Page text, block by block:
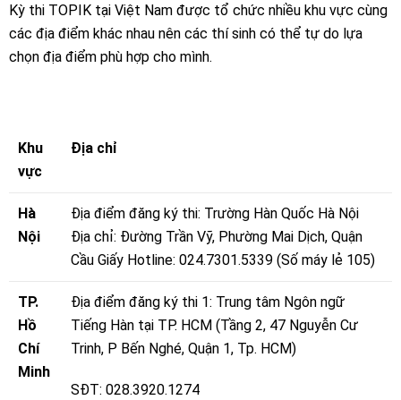
Kỳ thi TOPIK tại Việt Nam được tổ chức nhiều khu vực cùng
các địa điểm khác nhau nên các thí sinh có thể tự do lựa
chọn địa điểm phù hợp cho mình.
Khu
vực
Địa chỉ
Hà
Nội
Địa điểm đăng ký thi: Trường Hàn Quốc Hà Nội
Địa chỉ: Đường Trần Vỹ, Phường Mai Dịch, Quận
Cầu Giấy Hotline: 024.7301.5339 (Số máy lẻ 105)
TP.
Hồ
Chí
Minh
Địa điểm đăng ký thi 1: Trung tâm Ngôn ngữ
Tiếng Hàn tại TP. HCM (Tầng 2, 47 Nguyễn Cư
Trinh, P Bến Nghé, Quận 1, Tp. HCM)
SĐT: 028.3920.1274